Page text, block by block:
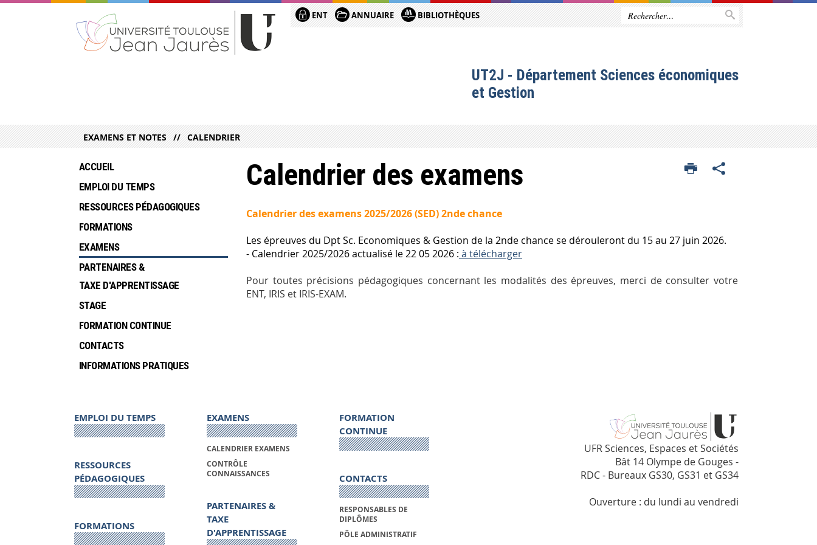
ENT ANNUAIRE BIBLIOTHÈQUES
UT2J - Département Sciences économiques
et Gestion
EXAMENS ET NOTES CALENDRIER
Calendrier des examens
Calendrier des examens2025/2026 (SED) 2nde chance
Les épreuves du DptSc. Economiques & Gestion de la 2nde chancese dérouleront du 15 au 27 juin 2026.
- Calendrier 2025/2026 actualisé le 22 05 2026 : à télécharger
Pour toutes précisions pédagogiques concernant les modalités des épreuves, merci de consulter votre
ENT, IRIS et IRIS-EXAM.
ACCUEIL
EMPLOI DU TEMPS
RESSOURCES PÉDAGOGIQUES
FORMATIONS
EXAMENS
PARTENAIRES &
TAXE D'APPRENTISSAGE
STAGE
FORMATION CONTINUE
CONTACTS
INFORMATIONS PRATIQUES
EMPLOI DU TEMPS
RESSOURCES
PÉDAGOGIQUES
FORMATIONS
EXAMENS
CALENDRIER EXAMENS
CONTRÔLE
CONNAISSANCES
PARTENAIRES &
TAXE
D'APPRENTISSAGE
FORMATION
CONTINUE
CONTACTS
RESPONSABLES DE
DIPLÔMES
PÔLE ADMINISTRATIF
UFR Sciences, Espaces et Sociétés
Bât 14 Olympe de Gouges -
RDC - Bureaux GS30, GS31 et GS34
Ouverture : du lundi au vendredi